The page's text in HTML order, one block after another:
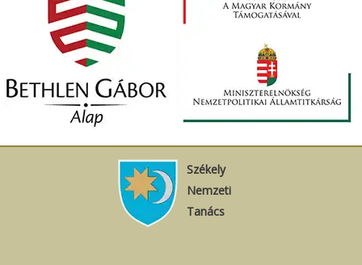
Székely
Nemzeti
Tanács